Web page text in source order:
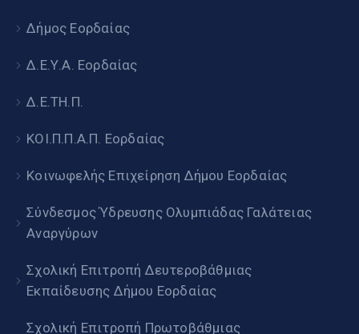
Δήμος Εορδαίας
Δ.Ε.Υ.Α. Εορδαίας
Δ.Ε.ΤΗ.Π.
ΚΟΙ.Π.Π.Α.Π. Εορδαίας
Κοινωφελής Επιχείρηση Δήμου Εορδαίας
Σύνδεσμος Ύδρευσης Ολυμπιάδας Γαλάτειας
Αναργύρων
Σχολική Επιτροπή Δευτεροβάθμιας
Εκπαίδευσης Δήμου Εορδαίας
Σχολική Επιτροπή Πρωτοβάθμιας